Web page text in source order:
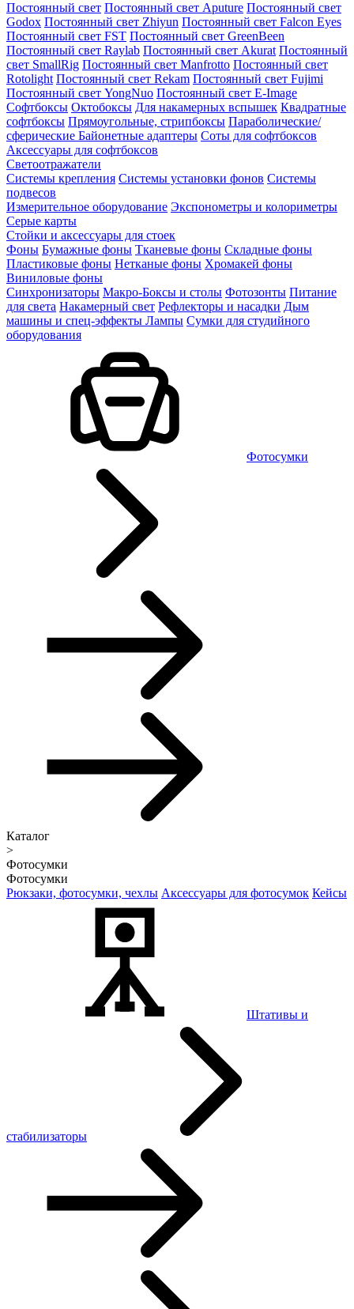
Постоянный свет Постоянный свет Aputure Постоянный свет
Godox Постоянный свет Zhiyun Постоянный свет Falcon Eyes
Постоянный свет FST Постоянный свет GreenBeen
Постоянный свет Raylab Постоянный свет Akurat Постоянный
свет SmallRig Постоянный свет Manfrotto Постоянный свет
Rotolight Постоянный свет Rekam Постоянный свет Fujimi
Постоянный свет YongNuo Постоянный свет E-Image
Софтбоксы Октобоксы Для накамерных вспышек Квадратные
софтбоксы Прямоугольные, стрипбоксы Параболические/
сферические Байонетныe адаптеры Соты для софтбоксов
Аксессуары для софтбоксов
Светоотражатели
Системы крепления Системы установки фонов Системы
подвесов
Измерительное оборудование Экспонометры и колориметры
Серые карты
Стойки и аксессуары для стоек
Фоны Бумажные фоны Тканевые фоны Складные фоны
Пластиковые фоны Нетканые фоны Хромакей фоны
Виниловые фоны
Синхронизаторы Макро-Боксы и столы Фотозонты Питание
для света Накамерный свет Рефлекторы и насадки Дым
машины и спец-эффекты Лампы Сумки для студийного
оборудования
Фотосумки
Каталог
>
Фотосумки
Фотосумки
Рюкзаки, фотосумки, чехлы Аксессуары для фотосумок Кейсы
Штативы и
стабилизаторы